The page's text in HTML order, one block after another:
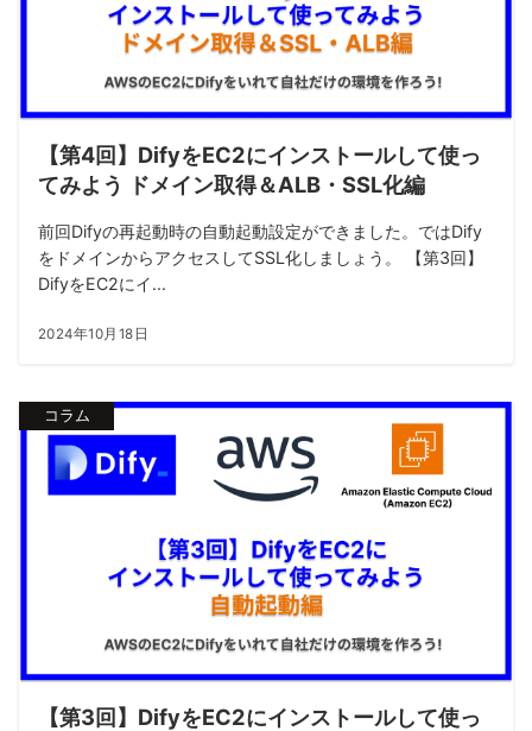
【第4回】DifyをEC2にインストールして使っ
てみよう ドメイン取得＆ALB・SSL化編
前回Difyの再起動時の自動起動設定ができました。ではDify
をドメインからアクセスしてSSL化しましょう。 【第3回】
DifyをEC2にイ...
2024年10月18日
コラム
【第3回】DifyをEC2にインストールして使っ